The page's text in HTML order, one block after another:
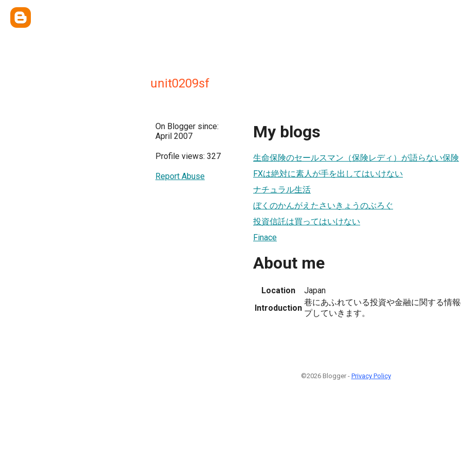
unit0209sf
On Blogger since:
April 2007
Profile views: 327
Report Abuse
My blogs
生命保険のセールスマン（保険レディ）が語らない保険
FXは絶対に素人が手を出してはいけない
ナチュラル生活
ぼくのかんがえたさいきょうのぶろぐ
投資信託は買ってはいけない
Finace
About me
Location
Japan
Introduction
巷にあふれている投資や金融に関する情
プしていきます。
©2026 Blogger - Privacy Policy